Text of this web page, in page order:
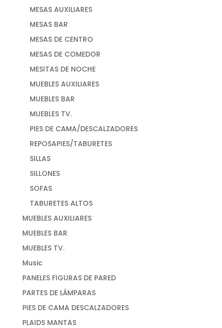
MESAS AUXILIARES
MESAS BAR
MESAS DE CENTRO
MESAS DE COMEDOR
MESITAS DE NOCHE
MUEBLES AUXILIARES
MUEBLES BAR
MUEBLES TV.
PIES DE CAMA/DESCALZADORES
REPOSAPIES/TABURETES
SILLAS
SILLONES
SOFAS
TABURETES ALTOS
MUEBLES AUXILIARES
MUEBLES BAR
MUEBLES TV.
Music
PANELES FIGURAS DE PARED
PARTES DE LÁMPARAS
PIES DE CAMA DESCALZADORES
PLAIDS MANTAS